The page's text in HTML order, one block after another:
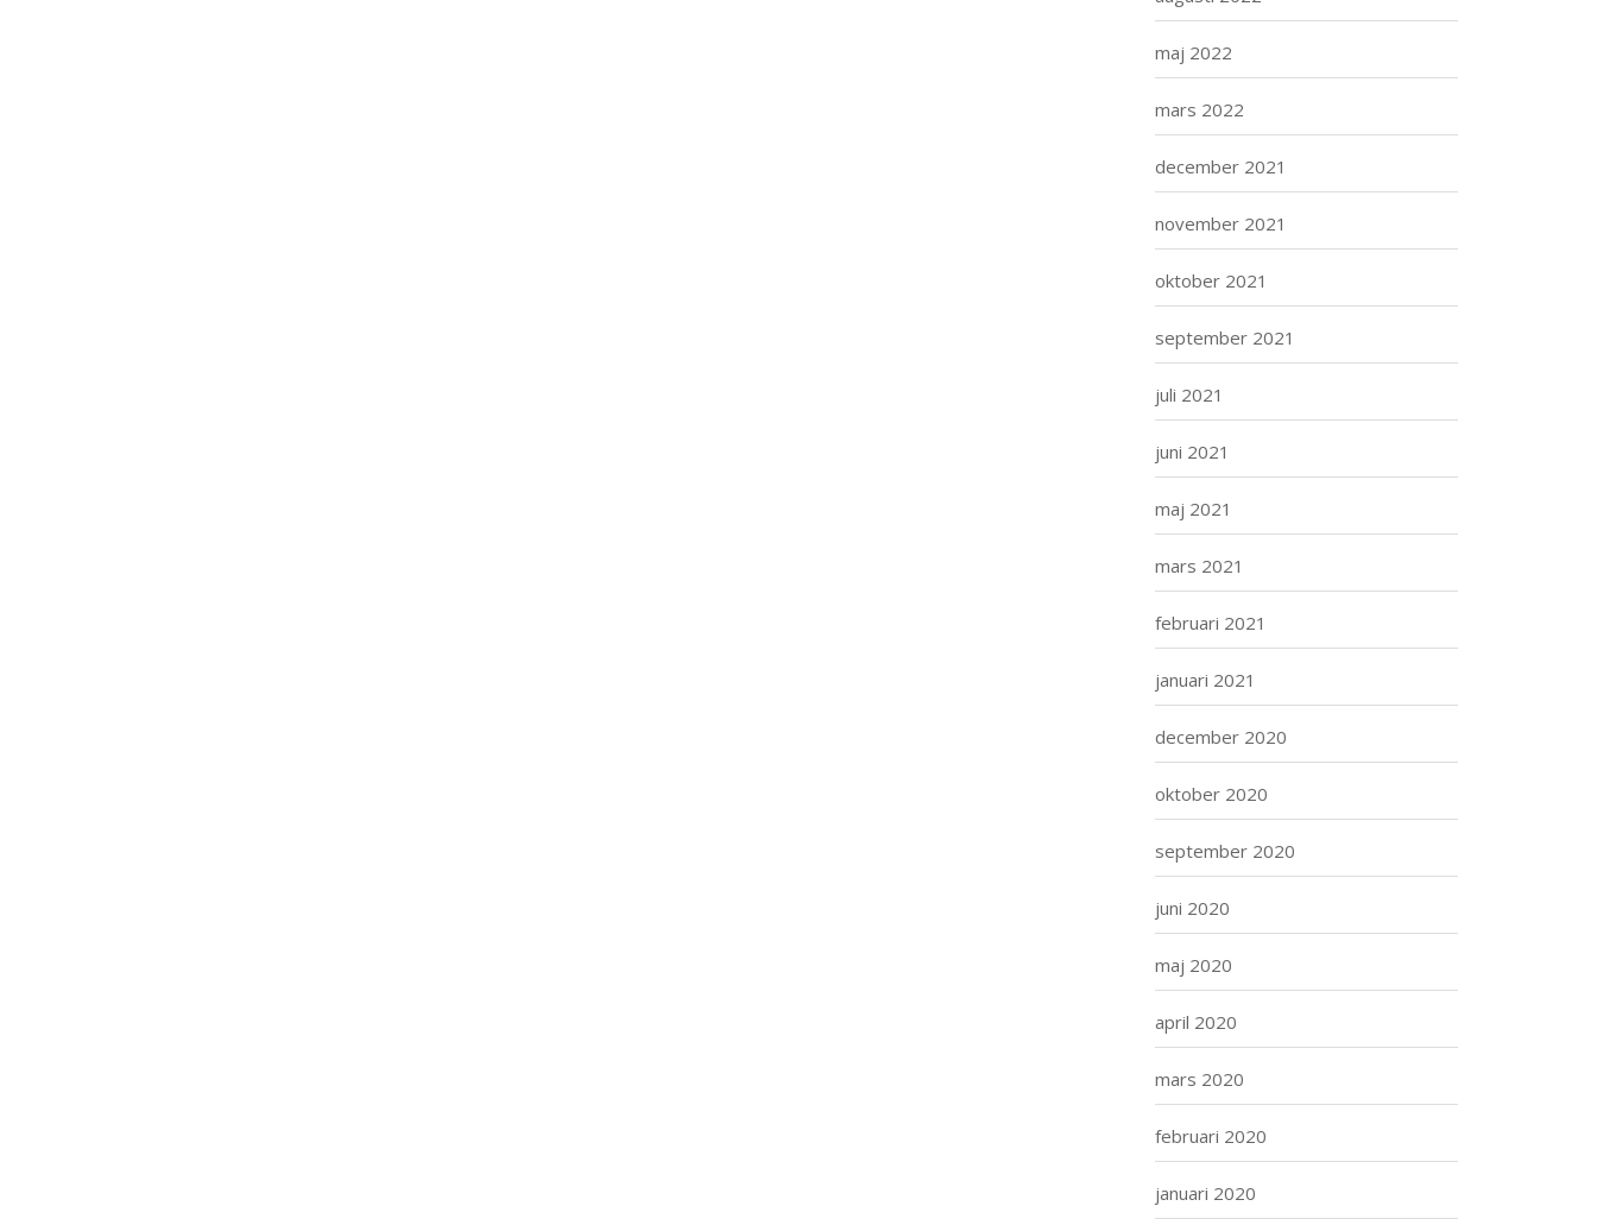
maj 2022
mars 2022
december 2021
november 2021
oktober 2021
september 2021
juli 2021
juni 2021
maj 2021
mars 2021
februari 2021
januari 2021
december 2020
oktober 2020
september 2020
juni 2020
maj 2020
april 2020
mars 2020
februari 2020
januari 2020